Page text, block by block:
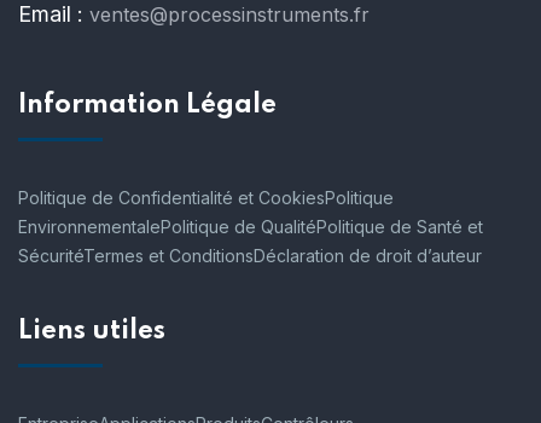
Email : ventes@processinstruments.fr
Information Légale
Politique de Confidentialité et CookiesPolitique
EnvironnementalePolitique de QualitéPolitique de Santé et
SécuritéTermes et ConditionsDéclaration de droit d’auteur
Liens utiles